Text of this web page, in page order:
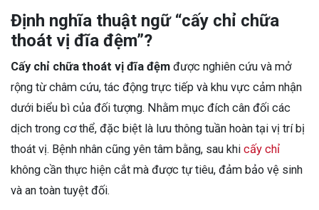
Định nghĩa thuật ngữ “cấy chỉ chữa
thoát vị đĩa đệm”?
Cấy chỉ chữa thoát vị đĩa đệm được nghiên cứu và mở
rộng từ châm cứu, tác động trực tiếp và khu vực cảm nhận
dưới biểu bì của đối tượng. Nhằm mục đích cân đối các
dịch trong cơ thể, đặc biệt là lưu thông tuần hoàn tại vị trí bị
thoát vị. Bệnh nhân cũng yên tâm bằng, sau khi cấy chỉ
không cần thực hiện cắt mà được tự tiêu, đảm bảo vệ sinh
và an toàn tuyệt đối.